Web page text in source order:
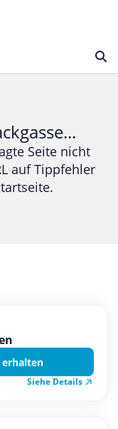
Seite nicht
auf Tippfehler
erhalten
Siehe Details